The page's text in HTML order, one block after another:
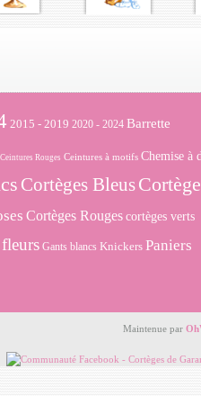
2015 - 2019 2020 - 2024 Barrette
Ceintures Rouges Ceintures à motifs Chemise à
Cortèges Bleus
Cortèges Rougescortèges verts
fleurs Gants blancs Knickers Paniers
Maintenue par